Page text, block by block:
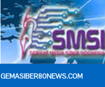
GEMASIBER80NEWS.COM